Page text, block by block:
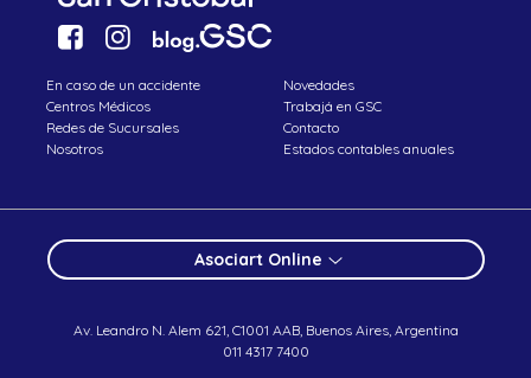
En caso de un accidente
Centros Médicos
Redes de Sucursales
Nosotros
Novedades
Trabajá en GSC
Contacto
Estados contables anuales
Asociart Online
Av. Leandro N. Alem 621, C1001 AAB, Buenos Aires, Argentina
011 4317 7400